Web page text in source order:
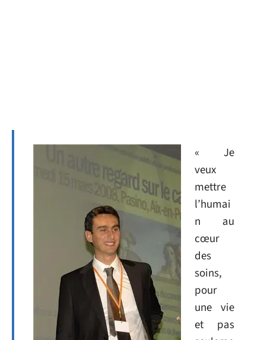
« Je
veux
mettre
l’humai
n au
cœur
des
soins,
pour
une vie
et pas